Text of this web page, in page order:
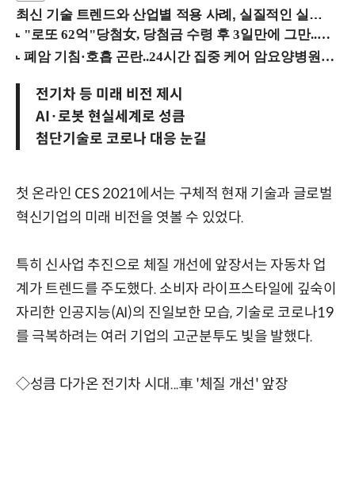
최신 기술 트렌드와 산업별 적용 사례, 실질적인 실행 전략을 공유 (9/18 양재역)
전기차 등 미래 비전 제시
AI·로봇 현실세계로 성큼
첨단기술로 코로나 대응 눈길
첫 온라인 CES 2021에서는 구체적 현재 기술과 글로벌
혁신기업의 미래 비전을 엿볼 수 있었다.
특히 신사업 추진으로 체질 개선에 앞장서는 자동차 업
계가 트렌드를 주도했다. 소비자 라이프스타일에 깊숙이
자리한 인공지능(AI)의 진일보한 모습, 기술로 코로나19
를 극복하려는 여러 기업의 고군분투도 빛을 발했다.
◇성큼 다가온 전기차 시대...車 '체질 개선' 앞장